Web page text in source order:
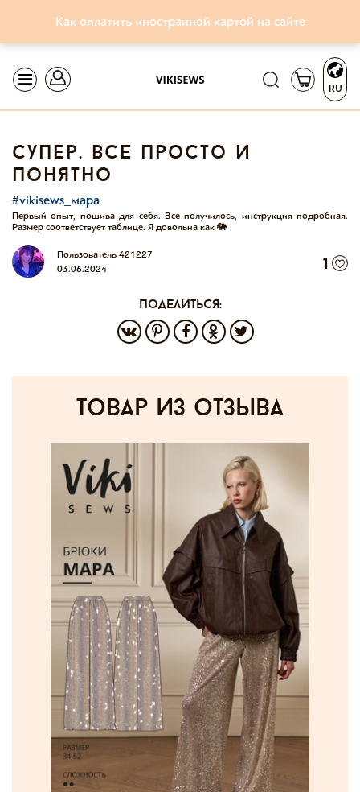
Как оплатить иностранной картой на сайте
RU
супер. все просто и
понятно
#vikisews_мара
Первый опыт, пошива для себя. Все получилось, инструкция подробная.
Размер соответствует таблице. Я довольна как 🐘
Пользователь 421227
03.06.2024
1
поделиться:
товар из отзыва